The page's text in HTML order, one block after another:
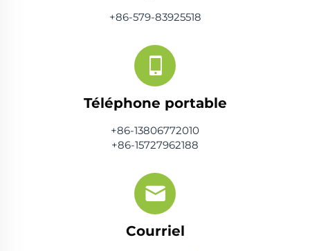
+86-579-83925518
Téléphone portable
+86-13806772010
+86-15727962188
Courriel